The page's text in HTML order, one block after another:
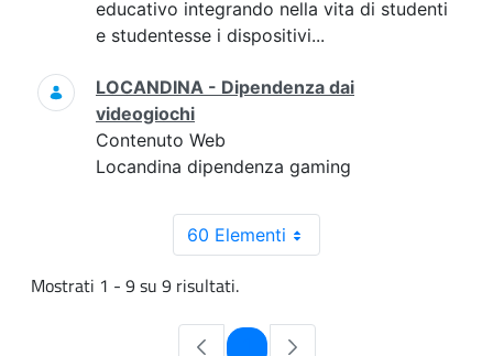
educativo integrando nella vita di studenti
e studentesse i dispositivi...
LOCANDINA - Dipendenza dai
videogiochi
Contenuto Web
Locandina dipendenza gaming
60 Elementi
Mostrati 1 - 9 su 9 risultati.
Pagina